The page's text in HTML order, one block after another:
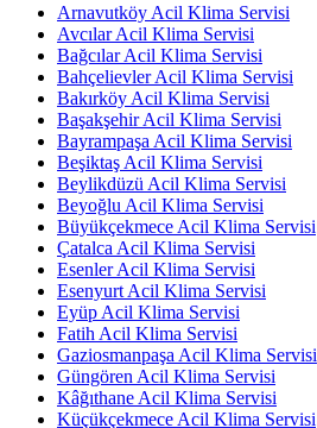
Arnavutköy Acil Klima Servisi
Avcılar Acil Klima Servisi
Bağcılar Acil Klima Servisi
Bahçelievler Acil Klima Servisi
Bakırköy Acil Klima Servisi
Başakşehir Acil Klima Servisi
Bayrampaşa Acil Klima Servisi
Beşiktaş Acil Klima Servisi
Beylikdüzü Acil Klima Servisi
Beyoğlu Acil Klima Servisi
Büyükçekmece Acil Klima Servisi
Çatalca Acil Klima Servisi
Esenler Acil Klima Servisi
Esenyurt Acil Klima Servisi
Eyüp Acil Klima Servisi
Fatih Acil Klima Servisi
Gaziosmanpaşa Acil Klima Servisi
Güngören Acil Klima Servisi
Kâğıthane Acil Klima Servisi
Küçükçekmece Acil Klima Servisi